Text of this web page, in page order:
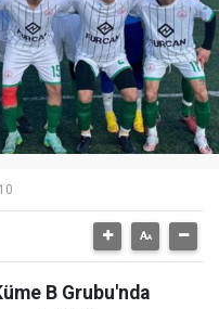
B Grubu'nda